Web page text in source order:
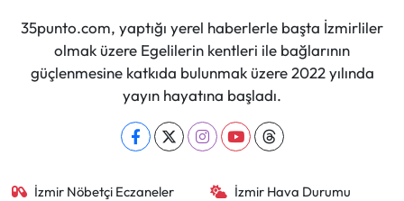
35punto.com, yaptığı yerel haberlerle başta İzmirliler
olmak üzere Egelilerin kentleri ile bağlarının
güçlenmesine katkıda bulunmak üzere 2022 yılında
yayın hayatına başladı.
İzmir Nöbetçi Eczaneler İzmir Hava Durumu